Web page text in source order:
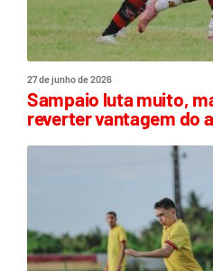
27 de junho de 2026
Sampaio luta muito,
reverter vantagem do